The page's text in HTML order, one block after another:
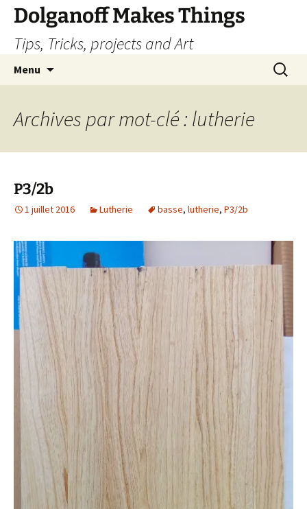
Dolganoff Makes Things
Tips, Tricks, projects and Art
Menu
Archives par mot-clé : lutherie
P3/2b
1 juillet 2016 Lutherie basse, lutherie, P3/2b